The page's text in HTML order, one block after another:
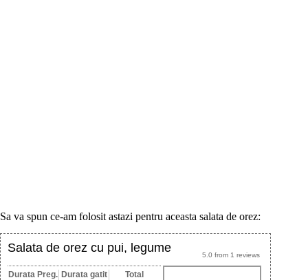
Sa va spun ce-am folosit astazi pentru aceasta salata de orez:
5.0 from 1 reviews
Salata de orez cu pui, legume
Durata Preg. Durata gatit Total